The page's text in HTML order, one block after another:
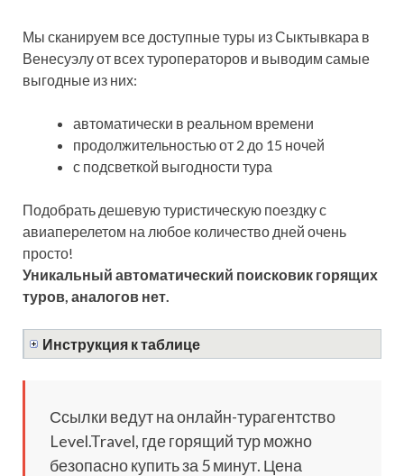
Мы сканируем все доступные туры из Сыктывкара в
Венесуэлу от всех туроператоров и выводим самые
выгодные из них:
автоматически в реальном времени
продолжительностью от 2 до 15 ночей
с подсветкой выгодности тура
Подобрать дешевую туристическую поездку с
авиаперелетом на любое количество дней очень
просто!
Уникальный автоматический поисковик горящих
туров, аналогов нет.
Инструкция к таблице
Ссылки ведут на онлайн-турагентство
Level.Travel, где горящий тур можно
безопасно купить за 5 минут. Цена